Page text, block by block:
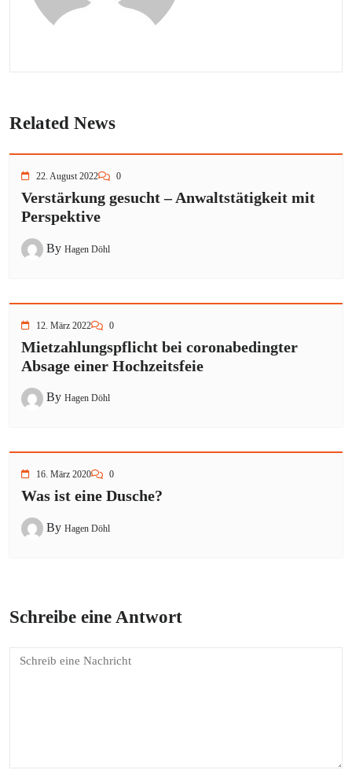
Related News
22. August 2022 0
Verstärkung gesucht – Anwaltstätigkeit mit
Perspektive
By Hagen Döhl
12. März 2022 0
Mietzahlungspflicht bei coronabedingter
Absage einer Hochzeitsfeie
By Hagen Döhl
16. März 2020 0
Was ist eine Dusche?
By Hagen Döhl
Schreibe eine Antwort